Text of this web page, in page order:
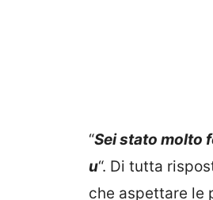
“Sei stato molto
u“. Di tutta
che aspettare le